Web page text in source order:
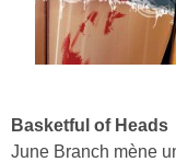
Basketful of Heads
June Branch mène